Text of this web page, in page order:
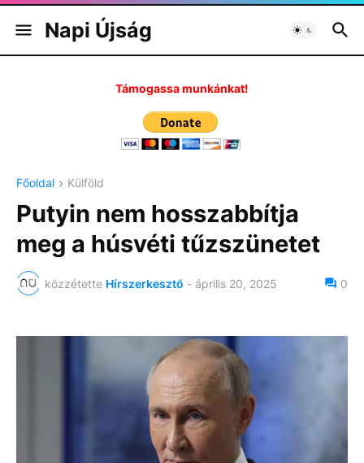
Napi Újság
Támogassa munkánkat!
Főoldal Külföld
Putyin nem hosszabbítja
meg a húsvéti tűzszünetet
közzétette Hírszerkesztő - április 20, 2025 0